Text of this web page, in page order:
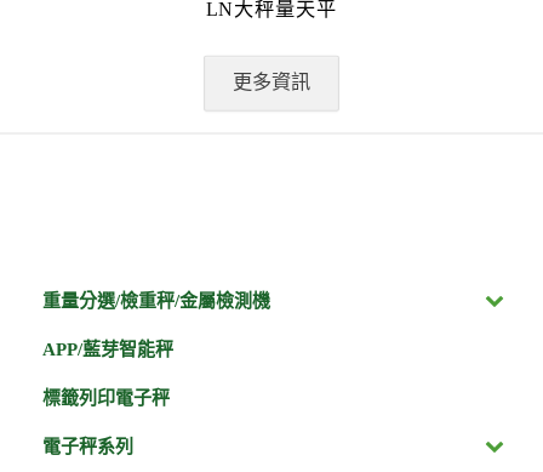
LN大秤量天平
更多資訊
重量分選/檢重秤/金屬檢測機
APP/藍芽智能秤
標籤列印電子秤
電子秤系列